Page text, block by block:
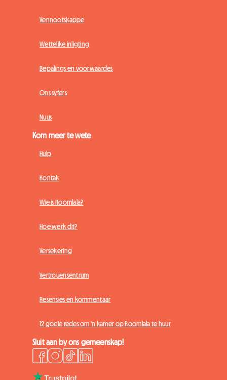
Vennootskappe
Wettelike inligting
Bepalings en voorwaardes
Ons syfers
Nuus
Kom meer te wete
Hulp
Kontak
Wie is Roomlala?
Hoe werk dit?
Versekering
Vertrouensentrum
Resensies en kommentaar
12 goeie redes om 'n kamer op Roomlala te huur
Sluit aan by ons gemeenskap!